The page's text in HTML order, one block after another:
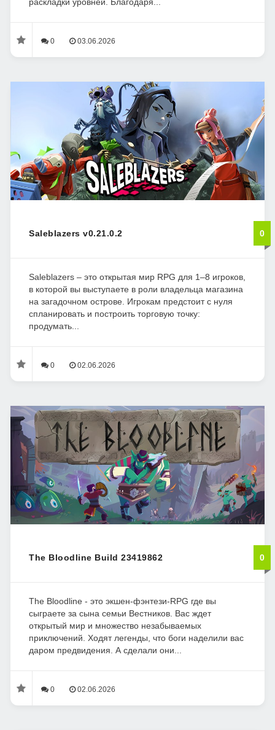
0 03.06.2026
Saleblazers v0.21.0.2 0
Saleblazers – это открытая мир RPG для 1–8 игроков,
в которой вы выступаете в роли владельца магазина
на загадочном острове. Игрокам предстоит с нуля
спланировать и построить торговую точку:
продумать...
0 02.06.2026
The Bloodline Build 23419862 0
The Bloodline - это экшен-фэнтези-RPG где вы
сыграете за сына семьи Вестников. Вас ждет
открытый мир и множество незабываемых
приключений. Ходят легенды, что боги наделили вас
даром предвидения. А сделали они...
0 02.06.2026